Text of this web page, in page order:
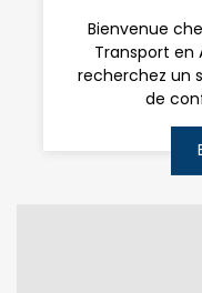
Bienvenue
Transport en
recherchez un
de